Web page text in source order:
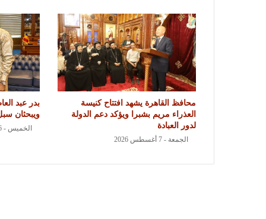
محافظ القاهرة يشهد افتتاح كنيسة
العذراء مريم بشبرا ويؤكد دعم الدولة
لدور العبادة
الجمعة - 7 أغسطس 2026
بدر عبد
ويبحثان
الخميس - 6 أغسطس 2026